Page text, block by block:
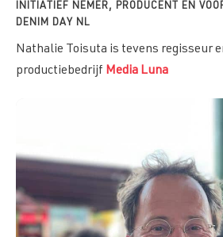
INITIATIEF NEMER, PRODUCENT EN
DENIM DAY NL
Nathalie Toisuta is tevens regisseur
productiebedrijf Media Luna